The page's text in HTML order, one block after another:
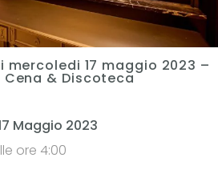
mercoledi 17 maggio 2023 –
& Discoteca
Maggio 2023
ore 4:00